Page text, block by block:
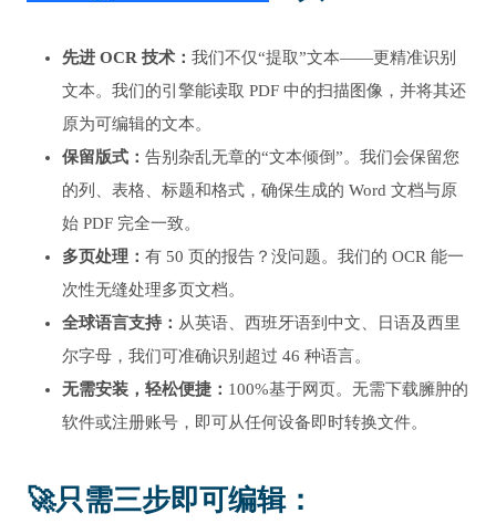
先进 OCR 技术： 我们不仅“提取”文本——更精准识别
文本。我们的引擎能读取 PDF 中的扫描图像，并将其还
原为可编辑的文本。
保留版式： 告别杂乱无章的“文本倾倒”。我们会保留您
的列、表格、标题和格式，确保生成的 Word 文档与原
始 PDF 完全一致。
多页处理： 有 50 页的报告？没问题。我们的 OCR 能一
次性无缝处理多页文档。
全球语言支持： 从英语、西班牙语到中文、日语及西里
尔字母，我们可准确识别超过 46 种语言。
无需安装，轻松便捷： 100%基于网页。无需下载臃肿的
软件或注册账号，即可从任何设备即时转换文件。
🚀只需三步即可编辑：